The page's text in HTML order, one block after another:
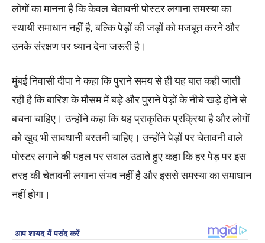
लोगों का मानना है कि केवल चेतावनी पोस्टर लगाना समस्या का
स्थायी समाधान नहीं है, बल्कि पेड़ों की जड़ों को मजबूत करने और
उनके संरक्षण पर ध्यान देना जरूरी है।
मुंबई निवासी दीपा ने कहा कि पुराने समय से ही यह बात कही जाती
रही है कि बारिश के मौसम में बड़े और पुराने पेड़ों के नीचे खड़े होने से
बचना चाहिए। उन्होंने कहा कि यह प्राकृतिक प्रक्रिया है और लोगों
को खुद भी सावधानी बरतनी चाहिए। उन्होंने पेड़ों पर चेतावनी वाले
पोस्टर लगाने की पहल पर सवाल उठाते हुए कहा कि हर पेड़ पर इस
तरह की चेतावनी लगाना संभव नहीं है और इससे समस्या का समाधान
नहीं होगा।